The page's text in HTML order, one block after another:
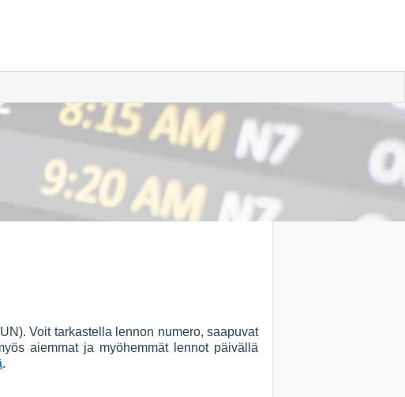
Voit tarkastella lennon numero, saapuvat
aiemmat ja myöhemmät lennot päivällä
.